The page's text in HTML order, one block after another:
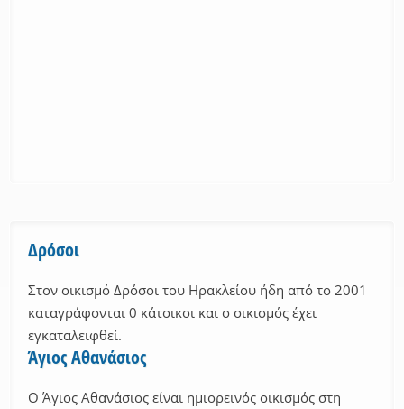
Δρόσοι
Στον οικισμό Δρόσοι του Ηρακλείου ήδη από το 2001
καταγράφονται 0 κάτοικοι και ο οικισμός έχει
εγκαταλειφθεί.
Άγιος Αθανάσιος
Ο Άγιος Αθανάσιος είναι ημιορεινός οικισμός στη